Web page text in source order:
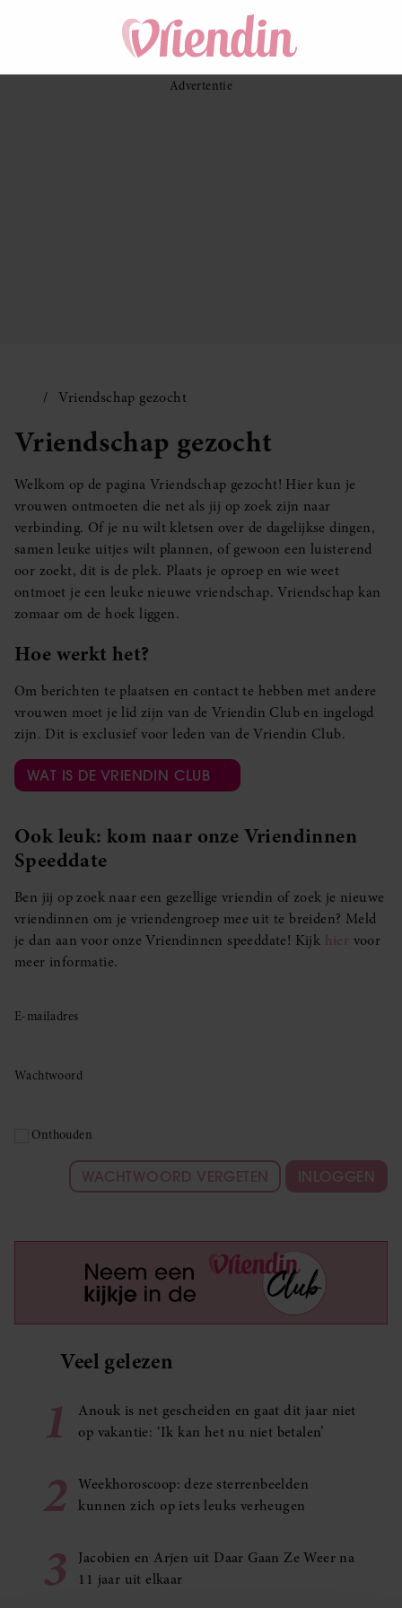
Vriendschap gezocht
Vriendschap gezocht
Welkom op de pagina Vriendschap gezocht! Hier kun je
vrouwen ontmoeten die net als jij op zoek zijn naar
verbinding. Of je nu wilt kletsen over de dagelijkse dingen,
samen leuke uitjes wilt plannen, of gewoon een luisterend
oor zoekt, dit is de plek. Plaats je oproep en wie weet
ontmoet je een leuke nieuwe vriendschap. Vriendschap kan
zomaar om de hoek liggen.
Hoe werkt het?
Om berichten te plaatsen en contact te hebben met andere
vrouwen moet je lid zijn van de Vriendin Club en ingelogd
zijn. Dit is exclusief voor leden van de Vriendin Club.
WAT IS DE VRIENDIN CLUB
Ook leuk: kom naar onze Vriendinnen
Speeddate
Ben jij op zoek naar een gezellige vriendin of zoek je nieuwe
vriendinnen om je vriendengroep mee uit te breiden? Meld
je dan aan voor onze Vriendinnen speeddate! Kijk hier voor
meer informatie.
E-mailadres
Wachtwoord
Onthouden
WACHTWOORD VERGETEN INLOGGEN
Veel gelezen
1
Anouk is net gescheiden en gaat dit jaar niet
op vakantie: ‘Ik kan het nu niet betalen’
2
Weekhoroscoop: deze sterrenbeelden
kunnen zich op iets leuks verheugen
3
Jacobien en Arjen uit Daar Gaan Ze Weer na
11 jaar uit elkaar